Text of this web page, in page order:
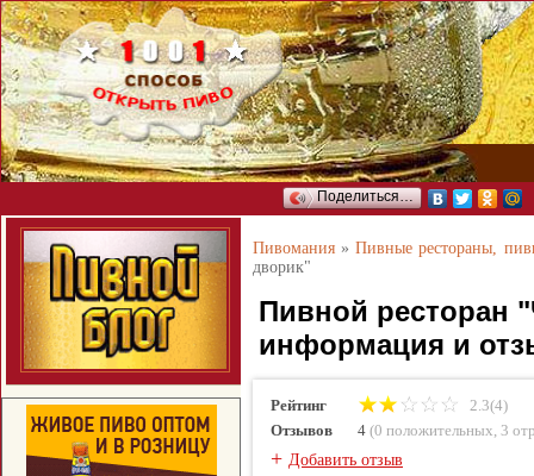
Поделиться…
Пивомания »Пивные рестораны,
дворик"
Пивной ресторан
информация и
Рейтинг
2.3(4)
Отзывов
4 (0 положительных, 3
+ Добавить отзыв